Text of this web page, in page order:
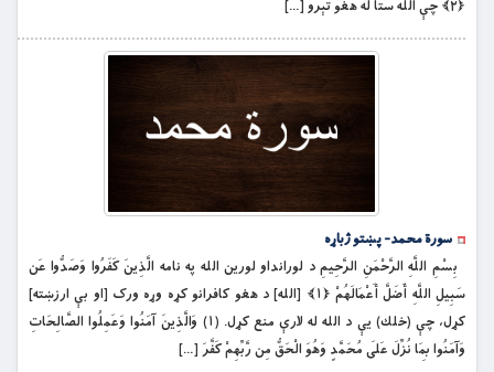
﴿۲﴾ چې الله ستا له هغو تېرو […]
سورة محمد- پښتو ژباړه
بِسْمِ اللَّهِ الرَّحْمَنِ الرَّحِيمِ د لورانداو لورين الله په نامه الَّذِينَ كَفَرُوا وَصَدُّوا عَن
سَبِيلِ اللَّهِ أَضَلَّ أَعْمَالَهُمْ ﴿۱﴾ [الله] د هغو کافرانو کړه وړه ورک [او بې ارزښته]
کړل، چې (خلك) يې د الله له لارې منع کړل. (۱) وَالَّذِينَ آمَنُوا وَعَمِلُوا الصَّالِحَاتِ
وَآمَنُوا بِمَا نُزِّلَ عَلَى مُحَمَّدٍ وَهُوَ الْحَقُّ مِن رَّبِّهِمْ كَفَّرَ […]